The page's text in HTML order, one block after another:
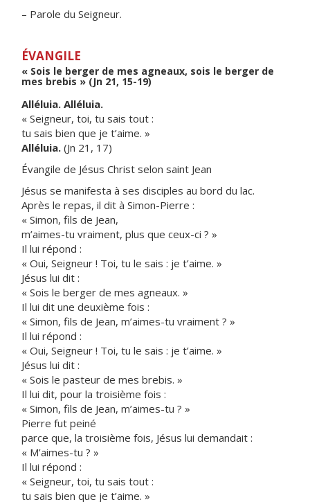
– Parole du Seigneur.
ÉVANGILE
« Sois le berger de mes agneaux, sois le berger de
mes brebis » (Jn 21, 15-19)
Alléluia. Alléluia.
« Seigneur, toi, tu sais tout :
tu sais bien que je t’aime. »
Alléluia. (Jn 21, 17)
Évangile de Jésus Christ selon saint Jean
Jésus se manifesta à ses disciples au bord du lac.
Après le repas, il dit à Simon-Pierre :
« Simon, fils de Jean,
m’aimes-tu vraiment, plus que ceux-ci ? »
Il lui répond :
« Oui, Seigneur ! Toi, tu le sais : je t’aime. »
Jésus lui dit :
« Sois le berger de mes agneaux. »
Il lui dit une deuxième fois :
« Simon, fils de Jean, m’aimes-tu vraiment ? »
Il lui répond :
« Oui, Seigneur ! Toi, tu le sais : je t’aime. »
Jésus lui dit :
« Sois le pasteur de mes brebis. »
Il lui dit, pour la troisième fois :
« Simon, fils de Jean, m’aimes-tu ? »
Pierre fut peiné
parce que, la troisième fois, Jésus lui demandait :
« M’aimes-tu ? »
Il lui répond :
« Seigneur, toi, tu sais tout :
tu sais bien que je t’aime. »